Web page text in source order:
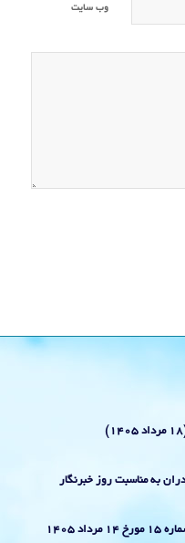
وب‌ سایت
به مناسبت روز خبرنگار
1405